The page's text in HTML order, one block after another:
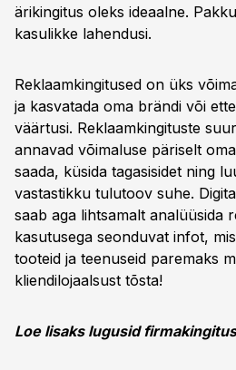
ärikingitus oleks ideaalne.
kasulikke lahendusi.
Reklaamkingitused on üks
ja kasvatada oma brändi või
väärtusi. Reklaamkingituste
annavad võimaluse päriselt
saada, küsida tagasisidet ning
vastastikku tulutoov suhe.
saab aga lihtsamalt analüüsida
kasutusega seonduvat infot,
tooteid ja teenuseid paremaks
kliendilojaalsust tõsta!
Loe lisaks lugusid